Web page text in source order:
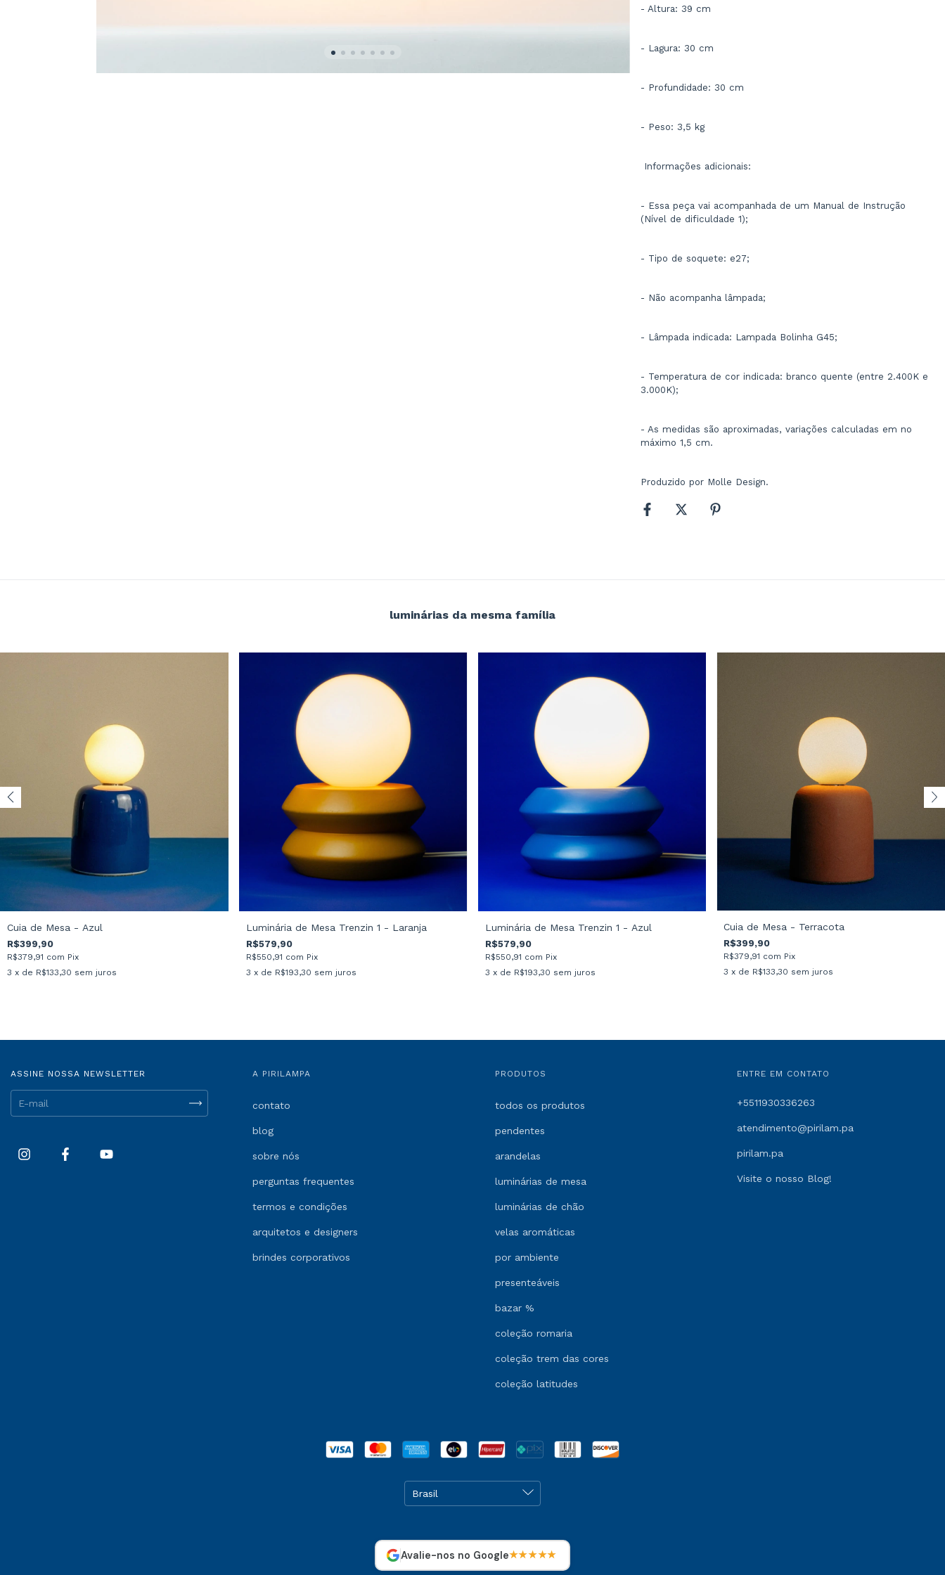
- Altura: 39 cm
- Lagura: 30 cm
- Profundidade: 30 cm
- Peso: 3,5 kg
Informações adicionais:
- Essa peça vai acompanhada de um Manual de Instrução
(Nível de dificuldade 1);
- Tipo de soquete: e27;
- Não acompanha lâmpada;
- Lâmpada indicada: Lampada Bolinha G45;
- Temperatura de cor indicada: branco quente (entre 2.400K e
3.000K);
- As medidas são aproximadas, variações calculadas em no
máximo 1,5 cm.
Produzido por Molle Design.
luminárias da mesma família
Cuia de Mesa - Azul
R$399,90
R$379,91 com Pix
3 x de R$133,30 sem juros
Luminária de Mesa Trenzin 1 - Laranja
R$579,90
R$550,91 com Pix
3 x de R$193,30 sem juros
Luminária de Mesa Trenzin 1 - Azul
R$579,90
R$550,91 com Pix
3 x de R$193,30 sem juros
Cuia de Mesa - Terracota
R$399,90
R$379,91 com Pix
3 x de R$133,30 sem juros
ASSINE NOSSA NEWSLETTER A PIRILAMPA
contato
blog
sobre nós
perguntas frequentes
termos e condições
arquitetos e designers
brindes corporativos
PRODUTOS
todos os produtos
pendentes
arandelas
luminárias de mesa
luminárias de chão
velas aromáticas
por ambiente
presenteáveis
bazar %
coleção romaria
coleção trem das cores
coleção latitudes
ENTRE EM CONTATO
+5511930336263
atendimento@pirilam.pa
pirilam.pa
Visite o nosso Blog!
Avalie-nos no Google★★★★★